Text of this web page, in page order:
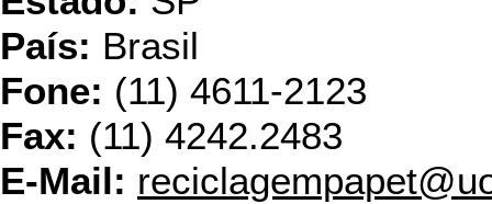
País: Brasil
Fone: (11) 4611-2123
Fax: (11) 4242.2483
E-Mail: